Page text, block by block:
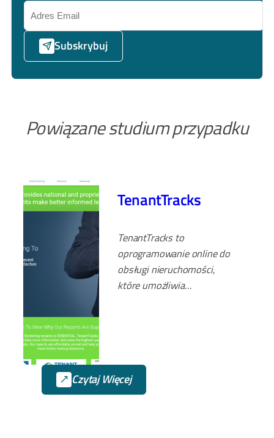
Subskrybuj
Powiązane studium przypadku
TenantTracks
TenantTracks to
oprogramowanie online do
obsługi nieruchomości,
które umożliwia
niemal natychmiastowe
raporty, które zbierają dane
z wielu źródeł i w pełni
Czytaj Więcej